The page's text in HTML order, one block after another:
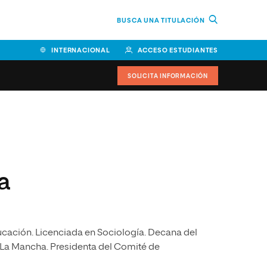
BUSCA UNA TITULACIÓN
INTERNACIONAL ACCESO ESTUDIANTES
Salud
Escuela Superior de Ingeniería
y Tecnología (ESIT)
SOLICITA INFORMACIÓN
Licenciada en Sociología. Decana del
Mancha. Presidenta del Comité de